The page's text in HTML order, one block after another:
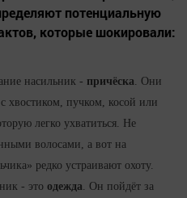
потенциальную
которые шокировали:
насильник - причёска. Они
хвостиком, пучком, косой или
легко ухватиться. Не
волосами, а вот на
редко устраивают охоту.
- это одежда. Он пойдёт за